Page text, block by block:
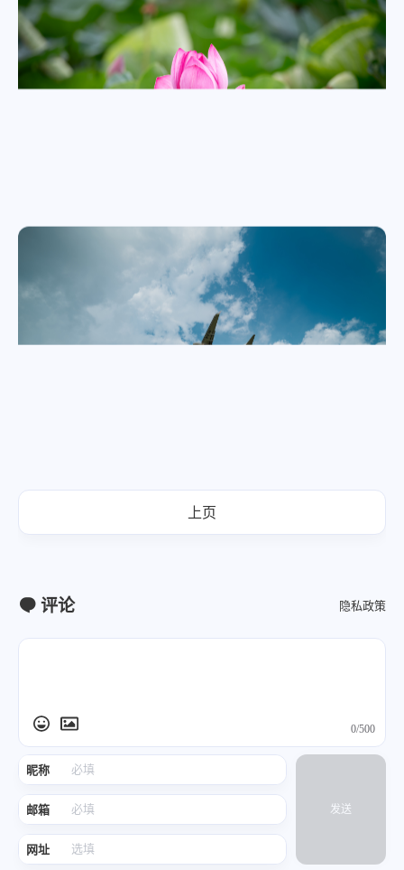
上页
评论 隐私政策
昵称
邮箱
网址
0/500
发送